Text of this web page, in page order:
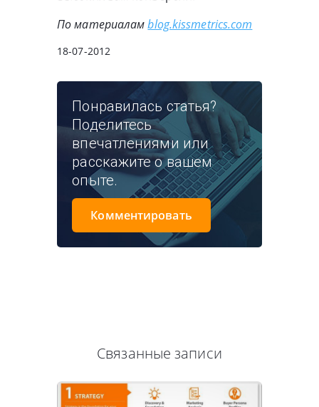
По материаламblog.kissmetrics.com
18-07-2012
Понравилась статья?
Поделитесь
впечатлениями или
расскажите о вашем
опыте.
Комментировать
Связанные записи